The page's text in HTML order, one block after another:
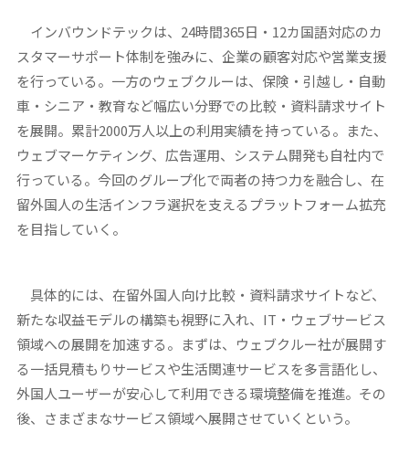
インバウンドテックは、24時間365日・12カ国語対応のカ
スタマーサポート体制を強みに、企業の顧客対応や営業支援
を行っている。一方のウェブクルーは、保険・引越し・自動
車・シニア・教育など幅広い分野での比較・資料請求サイト
を展開。累計2000万人以上の利用実績を持っている。また、
ウェブマーケティング、広告運用、システム開発も自社内で
行っている。今回のグループ化で両者の持つ力を融合し、在
留外国人の生活インフラ選択を支えるプラットフォーム拡充
を目指していく。
具体的には、在留外国人向け比較・資料請求サイトなど、
新たな収益モデルの構築も視野に入れ、IT・ウェブサービス
領域への展開を加速する。まずは、ウェブクルー社が展開す
る一括見積もりサービスや生活関連サービスを多言語化し、
外国人ユーザーが安心して利用できる環境整備を推進。その
後、さまざまなサービス領域へ展開させていくという。